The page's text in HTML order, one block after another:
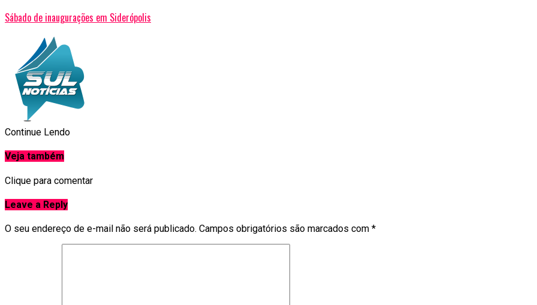
Sábado de inaugurações em Siderópolis
Continue Lendo
Veja também
Clique para comentar
Leave a Reply
O seu endereço de e-mail não será publicado. Campos obrigatórios são marcados com *